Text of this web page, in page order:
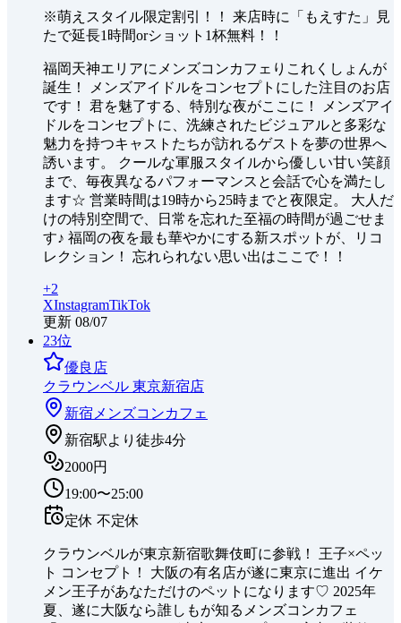
※萌えスタイル限定割引！！ 来店時に「もえすた」見
たで延長1時間orショット1杯無料！！
福岡天神エリアにメンズコンカフェりこれくしょんが
誕生！ メンズアイドルをコンセプトにした注目のお店
です！ 君を魅了する、特別な夜がここに！ メンズアイ
ドルをコンセプトに、洗練されたビジュアルと多彩な
魅力を持つキャストたちが訪れるゲストを夢の世界へ
誘います。 クールな軍服スタイルから優しい甘い笑顔
まで、毎夜異なるパフォーマンスと会話で心を満たし
ます☆ 営業時間は19時から25時までと夜限定。 大人だ
けの特別空間で、日常を忘れた至福の時間が過ごせま
す♪ 福岡の夜を最も華やかにする新スポットが、リコ
レクション！ 忘れられない思い出はここで！！
+2
XInstagramTikTok
更新 08/07
23位
優良店
クラウンベル 東京新宿店
新宿 メンズコンカフェ
新宿駅より徒歩4分
2000円
19:00〜25:00
定休 不定休
クラウンベルが東京新宿歌舞伎町に参戦！ 王子×ペッ
ト コンセプト！ 大阪の有名店が遂に東京に進出 イケ
メン王子があなただけのペットになります♡ 2025年
夏、遂に大阪なら誰しもが知るメンズコンカフェ